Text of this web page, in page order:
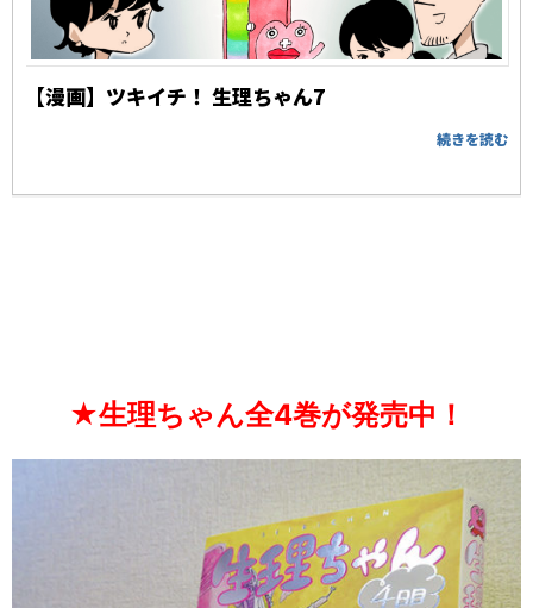
【漫画】ツキイチ！ 生理ちゃん7
続きを読む
★生理ちゃん全4巻が発売中！